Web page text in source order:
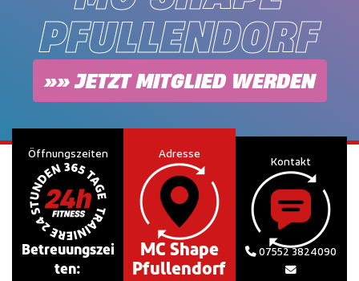
PFULLENDORF
»» JETZT MITGLIED WERDEN
Öffnungszeiten
Betreuungszei
ten:
Adresse
MC Shape
Pfullendorf
Kontakt
07552 3824090